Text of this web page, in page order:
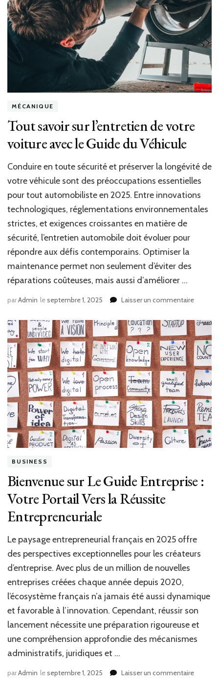
Guide
pratique
pour
vos
actifs
MÉCANIQUE
Tout savoir sur l’entretien de votre
voiture avec le Guide du Véhicule
Conduire en toute sécurité et préserver la longévité de
votre véhicule sont des préoccupations essentielles
pour tout automobiliste en 2025. Entre innovations
technologiques, réglementations environnementales
strictes, et exigences croissantes en matière de
sécurité, l’entretien automobile doit évoluer pour
répondre aux défis contemporains. Optimiser la
maintenance permet non seulement d’éviter des
réparations coûteuses, mais aussi d’améliorer …
parAdmin leseptembre 1, 2025 Laisser un commentairesur
savoir
sur
de
votre
voiture
avec
Guide
du
Véhicule
BUSINESS
Bienvenue sur Le Guide Entreprise :
Votre Portail Vers la Réussite
Entrepreneuriale
Le paysage entrepreneurial français en 2025 offre
des perspectives exceptionnelles pour les créateurs
d’entreprise. Avec plus de un million de nouvelles
entreprises créées chaque année depuis 2020,
l’écosystème français n’a jamais été aussi dynamique
et favorable à l’innovation. Cependant, réussir son
lancement nécessite une préparation rigoureuse et
une compréhension approfondie des mécanismes
administratifs, juridiques et …
parAdmin leseptembre 1, 2025 Laisser un commentairesur